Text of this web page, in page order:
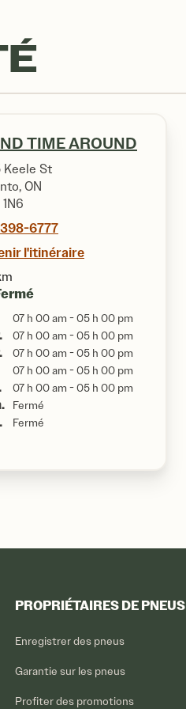
TIME AROUND
Keele St
ON
6777
l'itinéraire
07 h 00 am - 05 h 00 pm
07 h 00 am - 05 h 00 pm
07 h 00 am - 05 h 00 pm
07 h 00 am - 05 h 00 pm
07 h 00 am - 05 h 00 pm
Fermé
Fermé
PROPRIÉTAIRES DE PNEUS
Enregistrer des pneus
Garantie sur les pneus
Profiter des promotions